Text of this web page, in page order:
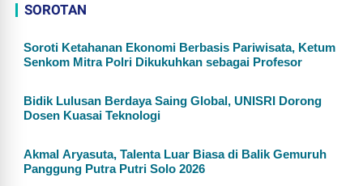
SOROTAN
Soroti Ketahanan Ekonomi Berbasis Pariwisata, Ketum
Senkom Mitra Polri Dikukuhkan sebagai Profesor
Bidik Lulusan Berdaya Saing Global, UNISRI Dorong
Dosen Kuasai Teknologi
Akmal Aryasuta, Talenta Luar Biasa di Balik Gemuruh
Panggung Putra Putri Solo 2026